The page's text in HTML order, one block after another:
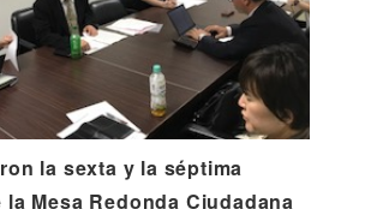
la sexta y la séptima
Mesa Redonda Ciudadana